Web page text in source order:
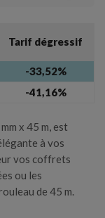
×
Tarif dégressif
-33,52%
-41,16%
x 45 m, est
à vos
vos coffrets
ou les
de 45 m.